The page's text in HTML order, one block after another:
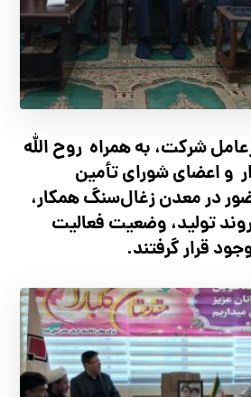
شرکت، به همراه روح الله
و اعضای شورای تأ‌مین
در معدن زغال‌سنگ همکار،
تولید، وضعیت فعالیت
قرار گرفتند.